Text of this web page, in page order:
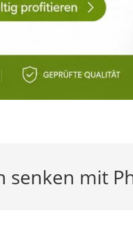
senken mit